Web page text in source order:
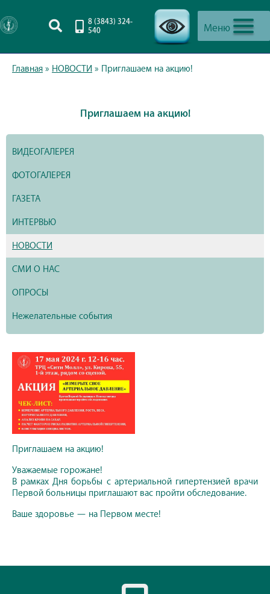
Меню
8 (3843) 324-
540
Главная » НОВОСТИ » Приглашаем на акцию!
Приглашаем на акцию!
ВИДЕОГАЛЕРЕЯ
ФОТОГАЛЕРЕЯ
ГАЗЕТА
ИНТЕРВЬЮ
НОВОСТИ
СМИ О НАС
ОПРОСЫ
Нежелательные события
Приглашаем на акцию!
Уважаемые горожане!
В рамках Дня борьбы с артериальной гипертензией врачи
Первой больницы приглашают вас пройти обследование.
Ваше здоровье — на Первом месте!